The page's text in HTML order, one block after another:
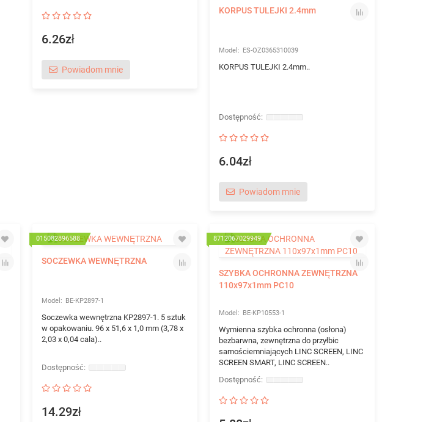
6.26zł
Powiadom mnie
KORPUS TULEJKI 2.4mm
ES-OZ0365310039
KORPUS TULEJKI 2.4mm..
6.04zł
Powiadom mnie
015082896588
SOCZEWKA WEWNĘTRZNA
BE-KP2897-1
Soczewka wewnętrzna KP2897-1. 5 sztuk
w opakowaniu. 96 x 51,6 x 1,0 mm (3,78 x
2,03 x 0,04 cala)..
14.29zł
8712067029949
SZYBKA OCHRONNA ZEWNĘTRZNA
110x97x1mm PC10
BE-KP10553-1
Wymienna szybka ochronna (osłona)
bezbarwna, zewnętrzna do przyłbic
samościemniających LINC SCREEN, LINC
SCREEN SMART, LINC SCREEN..